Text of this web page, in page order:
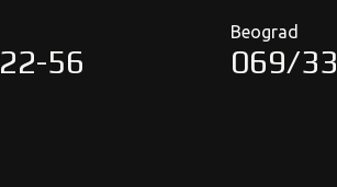
56
Beograd
069/